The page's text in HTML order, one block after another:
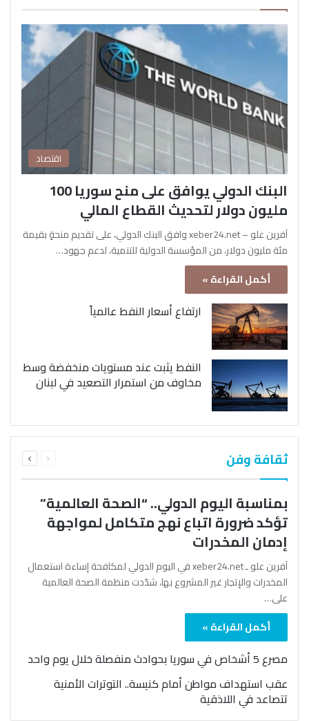
اقتصاد
البنك الدولي يوافق على منح سوريا 100
مليون دولار لتحديث القطاع المالي
آفرين علو – xeber24.net وافق البنك الدولي، على تقديم منحةٍ بقيمة
مئة مليون دولار، من المؤسسة الدولية للتنمية، لدعم جهود…
أكمل القراءة »
ارتفاع أسعار النفط عالمياً
النفط يثبت عند مستويات منخفضة وسط
مخاوف من استمرار التصعيد في لبنان
ثقافة وفن الصفحةالصفحة
بمناسبة اليوم الدولي.. “الصحة العالمية”
تؤكد ضرورة اتباع نهج متكامل لمواجهة
إدمان المخدرات
آفرين علو ـ xeber24.net في اليوم الدولي لمكافحة إساءة استعمال
المخدرات والإتجار غير المشروع بها، شدّدت منظمة الصحة العالمية
على…
أكمل القراءة »
مصرع 5 أشخاص في سوريا بحوادث منفصلة خلال يوم واحد
عقب استهداف مواطن أمام كنيسة.. التوترات الأمنية
تتصاعد في اللاذقية